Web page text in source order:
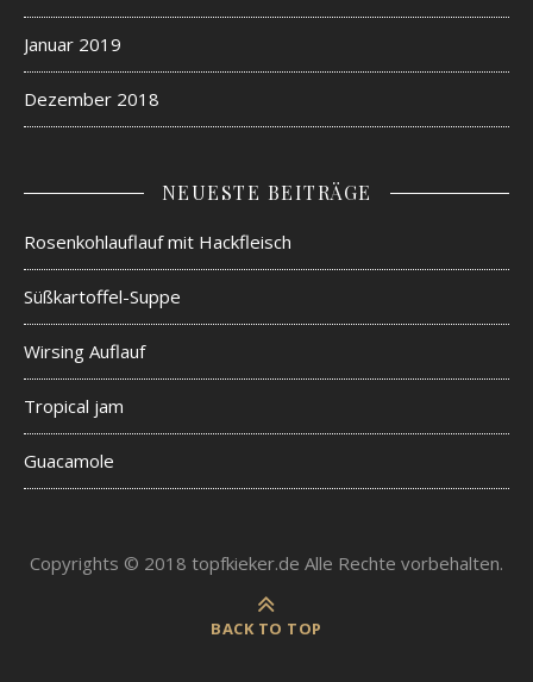
Januar 2019
Dezember 2018
NEUESTE BEITRÄGE
Rosenkohlauflauf mit Hackfleisch
Süßkartoffel-Suppe
Wirsing Auflauf
Tropical jam
Guacamole
Copyrights © 2018 topfkieker.de Alle Rechte vorbehalten.
BACK TO TOP